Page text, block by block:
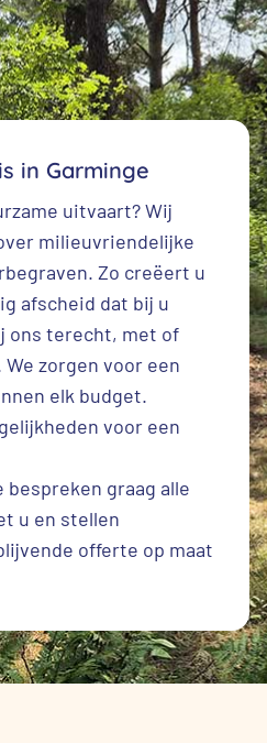
in Garminge
uitvaart? Wij
milieuvriendelijke
Zo creëert u
afscheid dat bij u
ons terecht, met of
zorgen voor een
elk budget.
voor een
bespreken graag alle
u en stellen
offerte op maat